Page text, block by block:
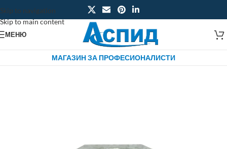
Skip to navigation
Skip to main content
МЕНЮ
МАГАЗИН ЗА ПРОФЕСИОНАЛИСТИ